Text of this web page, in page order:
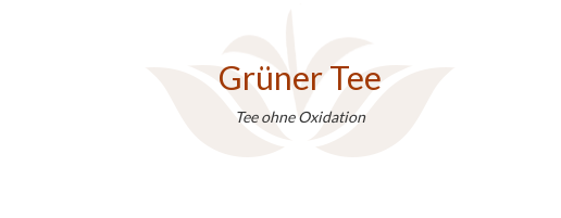
Grüner Tee
Tee ohne Oxidation